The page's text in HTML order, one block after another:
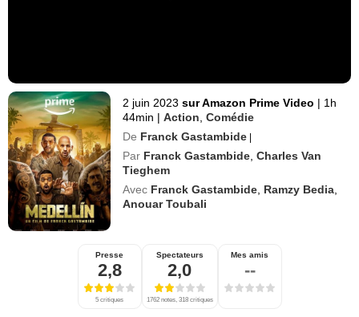
2 juin 2023 sur Amazon Prime Video | 1h
44min | Action ,Comédie
De Franck Gastambide |
Par Franck Gastambide ,Charles Van
Tieghem
Avec Franck Gastambide Ramzy Bedia
Anouar Toubali
Presse
2,8
5 critiques
Spectateurs
2,0
1762 notes, 318 critiques
Mes amis
--